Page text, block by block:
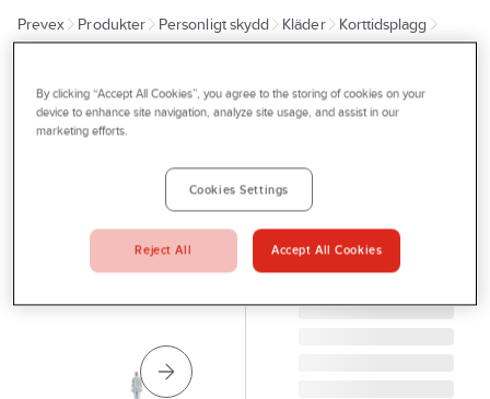
Outlet
Bli kund
Profilshop
Serviceverkstad
Företagsprofilering
Prevex Produkter Personligt skydd Kläder
Korttidsplagg
PELA TOOLS
PELA engångs
SKYDDSOVERALL
(VIT) M PELA
510077
By clicking “Accept All Cookies”, you agree to the storing of cookies on your
device to enhance site navigation, analyze site usage, and assist in our
marketing efforts.
Cookies Settings
Reject All Accept All Cookies